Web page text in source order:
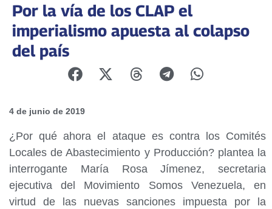
Por la vía de los CLAP el
imperialismo apuesta al colapso
del país
4 de junio de 2019
¿Por qué ahora el ataque es contra los Comités
Locales de Abastecimiento y Producción? plantea la
interrogante María Rosa Jímenez, secretaria
ejecutiva del Movimiento Somos Venezuela, en
virtud de las nuevas sanciones impuesta por la